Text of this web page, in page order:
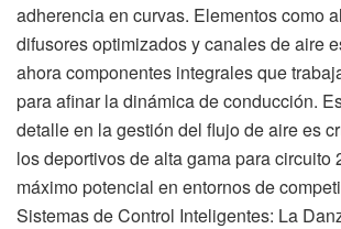
adherencia en curvas. Elementos como
difusores optimizados y canales de aire
ahora componentes integrales que
para afinar la dinámica de conducción.
detalle en la gestión del flujo de aire es
los deportivos de alta gama para circuito
máximo potencial en entornos de
Sistemas de Control Inteligentes: La